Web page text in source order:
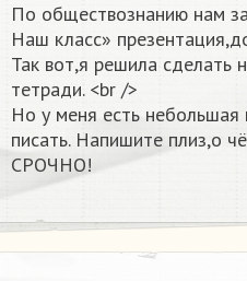
По обществознанию нам
Наш класс»
Так вот,я решила сделать
тетради. <br />
Но у меня есть
писать. Напишите плиз,о
СРОЧНО!